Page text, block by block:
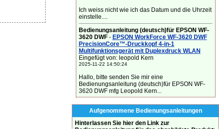
Ich weiss nicht wie ich das Datum und die Uhrzeit
einstelle....
Bedienungsanleitung (deutsch)für EPSON WF-
3620 DWF- EPSON WorkForce WF-3620 DWF
PrecisionCore™-Druckkopf 4-in-1
Multifunktionsgerät mit Duplexdruck WLAN
Eingefügt von: leopold Kern
2025-11-22 14:50:24
Hallo, bitte senden Sie mir eine
Bedienungsanleitung (deutsch)für EPSON WF-
3620 DWF mfg Leopold Kern...
Aufgenommene Bedienungsanleitungen
Hinterlassen Sie hier den Link zur